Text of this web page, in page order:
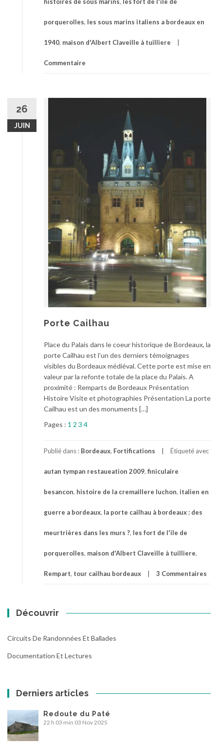
porquerolles, les sous marins italiens a bordeaux en
1940, maison d'Albert Claveille à tuilliere
Commentaire
26
JUIN
Porte Cailhau
Place du Palais dans le coeur historique de Bordeaux, la
porte Cailhau est l’un des derniers témoignages
visibles du Bordeaux médiéval. Cette porte est mise en
valeur par la refonte totale de la place du Palais. A
proximité : Remparts de Bordeaux Présentation
Histoire Visite et photographies Présentation La porte
Cailhau est un des monuments […]
Pages : 1 2 3 4
Publié dans : Bordeaux, Fortifications Étiqueté avec
autan tympan restaueation 2009, finiculaire
besancon, histoire de la cremaillere luchon, italien en
guerre a bordeaux, la porte cailhau à bordeaux : des
meurtrières dans les murs ?, les fort de l'ile de
porquerolles, maison d'Albert Claveille à tuilliere,
Rempart, tour cailhau bordeaux 3 Commentaires
Découvrir
Circuits De Randonnées Et Ballades
Documentation Et Lectures
Derniers articles
Redoute du Paté
22 h 03 min 03 Nov 2025